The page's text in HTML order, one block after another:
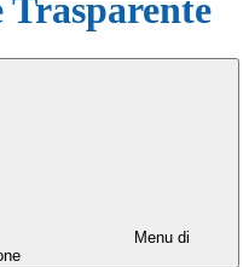
Menu di